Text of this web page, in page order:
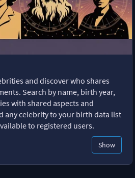
and discover who shares
Search by name, birth year,
with shared aspects and
any celebrity to your birth data list
to registered users.
Show